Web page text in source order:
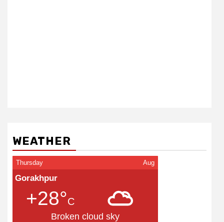
WEATHER
Thursday Aug
Gorakhpur
+28°C
Broken cloud sky